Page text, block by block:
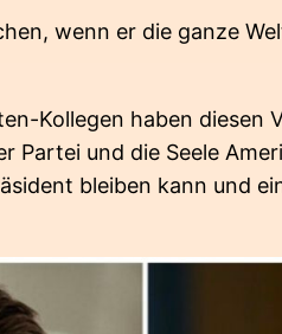
wenn er die ganze
Kollegen haben diesen
Partei und die Seele
bleiben kann und